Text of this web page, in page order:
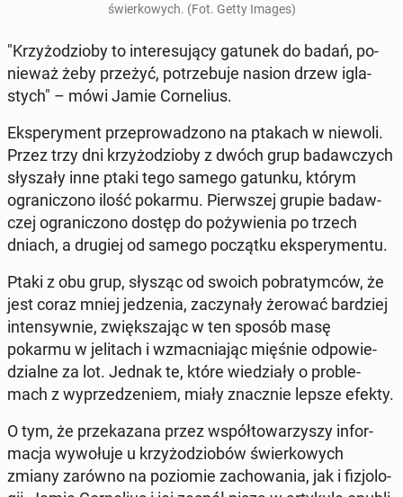
świer­ko­wych. (Fot. Getty Images)
"Krzy­żo­dzio­by to in­te­re­su­ją­cy gatunek do badań, po­
nie­waż żeby przeżyć, po­trze­bu­je nasion drzew igla­
stych" – mówi Jamie Cor­ne­lius.
Eks­pe­ry­ment prze­pro­wa­dzo­no na ptakach w niewoli.
Przez trzy dni krzy­żo­dzio­by z dwóch grup ba­daw­czych
sły­sza­ły inne ptaki tego samego gatunku, którym
ogra­ni­czo­no ilość pokarmu. Pierw­szej grupie ba­daw­
czej ogra­ni­czo­no dostęp do po­ży­wie­nia po trzech
dniach, a drugiej od samego po­cząt­ku eks­pe­ry­men­tu.
Ptaki z obu grup, słysząc od swoich po­bra­tym­ców, że
jest coraz mniej je­dze­nia, za­czy­na­ły żerować bar­dziej
in­ten­syw­nie, zwięk­sza­jąc w ten sposób masę
pokarmu w je­li­tach i wzmac­nia­jąc mięśnie od­po­wie­
dzial­ne za lot. Jednak te, które wie­dzia­ły o pro­ble­
mach z wy­prze­dze­niem, miały znacz­nie lepsze efekty.
O tym, że prze­ka­za­na przez współ­to­wa­rzy­szy in­for­
ma­cja wy­wo­łu­je u krzy­żo­dzio­bów świer­ko­wych
zmiany zarówno na po­zio­mie za­cho­wa­nia, jak i fi­zjo­lo­